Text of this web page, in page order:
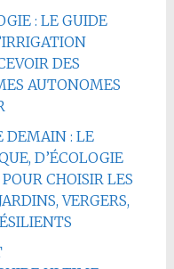
: LE GUIDE
DES
AUTONOMES
DEMAIN : LE
D’ÉCOLOGIE
CHOISIR LES
VERGERS,